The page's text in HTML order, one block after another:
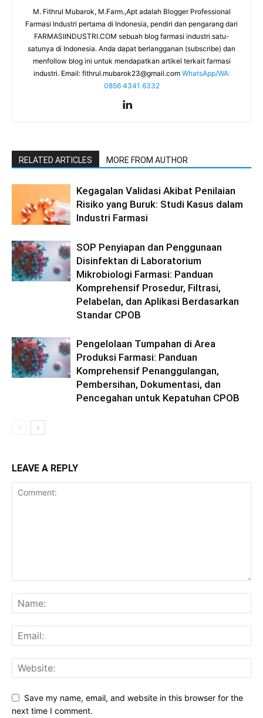
M. Fithrul Mubarok, M.Farm.,Apt adalah Blogger Professional
Farmasi Industri pertama di Indonesia, pendiri dan pengarang dari
FARMASIINDUSTRI.COM sebuah blog farmasi industri satu-
satunya di Indonesia. Anda dapat berlangganan (subscribe) dan
menfollow blog ini untuk mendapatkan artikel terkait farmasi
industri. Email: fithrul.mubarok23@gmail.com WhatsApp/WA:
0856 4341 6332
RELATED ARTICLES MORE FROM AUTHOR
Kegagalan Validasi Akibat Penilaian
Risiko yang Buruk: Studi Kasus dalam
Industri Farmasi
SOP Penyiapan dan Penggunaan
Disinfektan di Laboratorium
Mikrobiologi Farmasi: Panduan
Komprehensif Prosedur, Filtrasi,
Pelabelan, dan Aplikasi Berdasarkan
Standar CPOB
Pengelolaan Tumpahan di Area
Produksi Farmasi: Panduan
Komprehensif Penanggulangan,
Pembersihan, Dokumentasi, dan
Pencegahan untuk Kepatuhan CPOB
LEAVE A REPLY
Save my name, email, and website in this browser for the
next time I comment.